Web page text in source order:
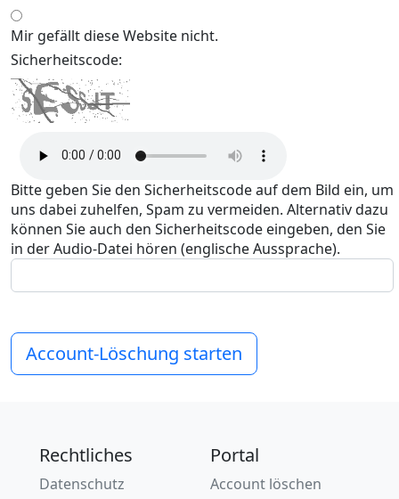
Mir gefällt diese Website nicht.
Sicherheitscode:
Bitte geben Sie den Sicherheitscode auf dem Bild ein, um
uns dabei zuhelfen, Spam zu vermeiden. Alternativ dazu
können Sie auch den Sicherheitscode eingeben, den Sie
in der Audio-Datei hören (englische Aussprache).
Account-Löschung starten
Rechtliches
Datenschutz
Portal
Account löschen